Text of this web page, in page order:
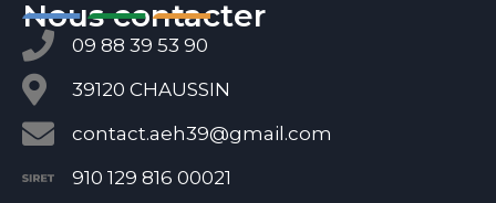
Nous contacter
09 88 39 53 90
39120 CHAUSSIN
contact.aeh39@gmail.com
910 129 816 00021